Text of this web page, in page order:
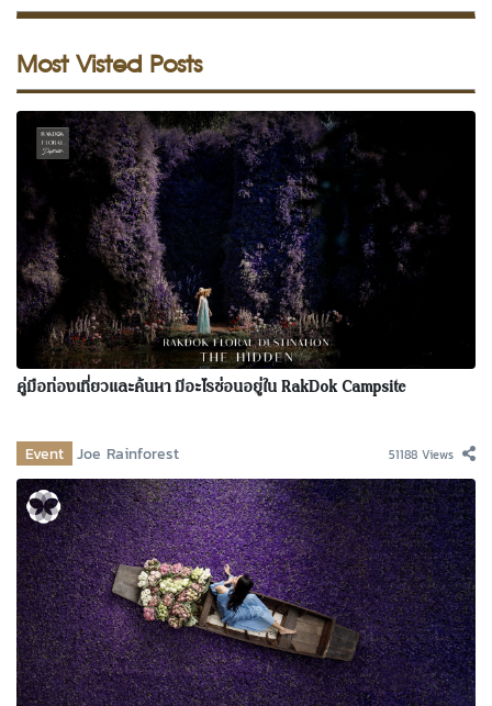
Most Visted Posts
คู่มือท่องเที่ยวและค้นหา มีอะไรซ่อนอยู่ใน RakDok Campsite
Event Joe Rainforest 51188 Views